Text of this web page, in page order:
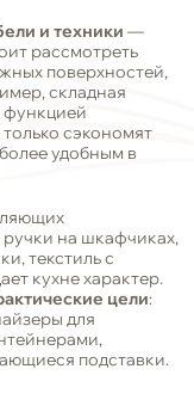
и техники —
рассмотреть
поверхностей,
складная
функцией
сэкономят
удобным в
ручки на шкафчиках,
текстиль с
кухне характер.
цели:
для
подставки.